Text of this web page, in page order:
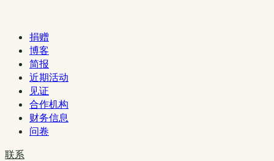
捐赠
博客
简报
近期活动
见证
合作机构
财务信息
问卷
联系